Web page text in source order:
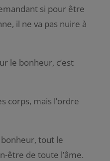
si pour être
il ne va pas nuire à
le bonheur, c’est
corps, mais l’ordre
tout le
être de toute l’âme.